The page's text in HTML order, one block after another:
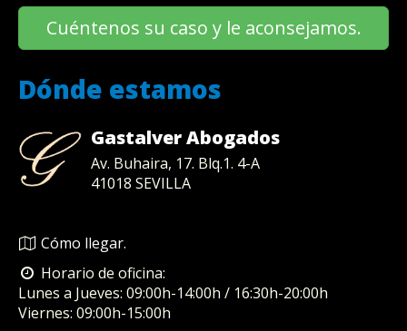
Cuéntenos su caso y le aconsejamos.
Dónde estamos
Gastalver Abogados
Av. Buhaira, 17. Blq.1. 4-A
41018 SEVILLA
Cómo llegar.
Horario de oficina:
Lunes a Jueves: 09:00h-14:00h / 16:30h-20:00h
Viernes: 09:00h-15:00h